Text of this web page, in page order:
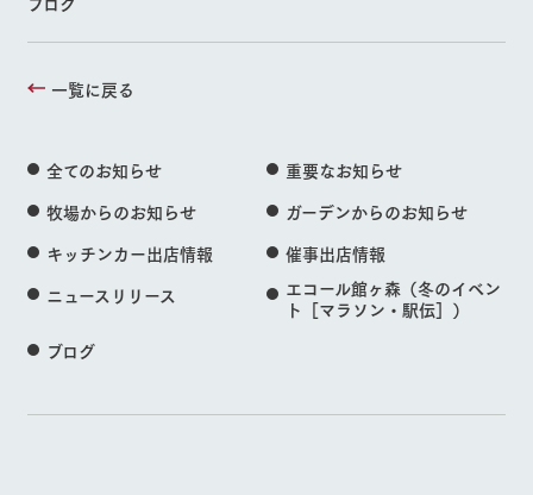
一覧に戻る
全てのお知らせ
重要なお知らせ
牧場からのお知らせ
ガーデンからのお知らせ
キッチンカー出店情報
催事出店情報
ニュースリリース
エコール館ヶ森（冬のイベン
ト［マラソン・駅伝］）
ブログ